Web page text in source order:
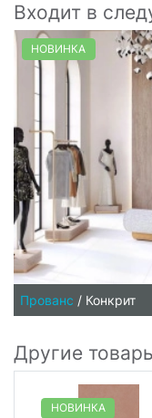
Входит в
НОВИНКА
Прованс / Конкрит
Другие
НОВИНКА